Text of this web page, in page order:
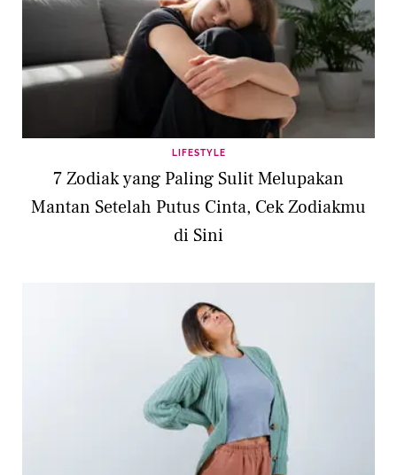
LIFESTYLE
7 Zodiak yang Paling Sulit Melupakan
Mantan Setelah Putus Cinta, Cek Zodiakmu
di Sini